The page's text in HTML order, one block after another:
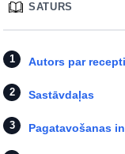
SATURS
Autors par recepti
Sastāvdaļas
Pagatavošanas